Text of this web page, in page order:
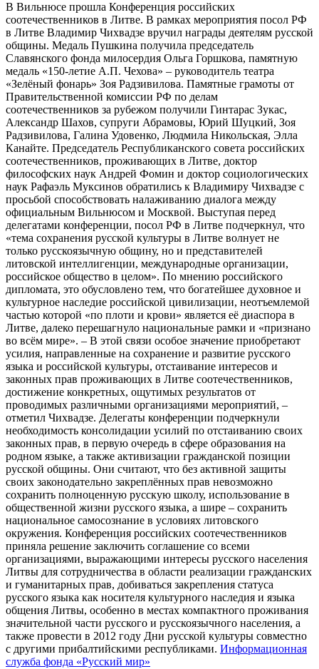
В Вильнюсе прошла Конференция российских
соотечественников в Литве. В рамках мероприятия посол РФ
в Литве Владимир Чихвадзе вручил награды деятелям русской
общины. Медаль Пушкина получила председатель
Славянского фонда милосердия Ольга Горшкова, памятную
медаль «150-летие А.П. Чехова» – руководитель театра
«Зелёный фонарь» Зоя Радзивилова. Памятные грамоты от
Правительственной комиссии РФ по делам
соотечественников за рубежом получили Гинтарас Зукас,
Александр Шахов, супруги Абрамовы, Юрий Шуцкий, Зоя
Радзивилова, Галина Удовенко, Людмила Никольская, Элла
Канайте. Председатель Республиканского совета российских
соотечественников, проживающих в Литве, доктор
философских наук Андрей Фомин и доктор социологических
наук Рафаэль Муксинов обратились к Владимиру Чихвадзе с
просьбой способствовать налаживанию диалога между
официальным Вильнюсом и Москвой. Выступая перед
делегатами конференции, посол РФ в Литве подчеркнул, что
«тема сохранения русской культуры в Литве волнует не
только русскоязычную общину, но и представителей
литовской интеллигенции, международные организации,
российское общество в целом». По мнению российского
дипломата, это обусловлено тем, что богатейшее духовное и
культурное наследие российской цивилизации, неотъемлемой
частью которой «по плоти и крови» является её диаспора в
Литве, далеко перешагнуло национальные рамки и «признано
во всём мире». – В этой связи особое значение приобретают
усилия, направленные на сохранение и развитие русского
языка и российской культуры, отстаивание интересов и
законных прав проживающих в Литве соотечественников,
достижение конкретных, ощутимых результатов от
проводимых различными организациями мероприятий, –
отметил Чихвадзе. Делегаты конференции подчеркнули
необходимость консолидации усилий по отстаиванию своих
законных прав, в первую очередь в сфере образования на
родном языке, а также активизации гражданской позиции
русской общины. Они считают, что без активной защиты
своих законодательно закреплённых прав невозможно
сохранить полноценную русскую школу, использование в
общественной жизни русского языка, а шире – сохранить
национальное самосознание в условиях литовского
окружения. Конференция российских соотечественников
приняла решение заключить соглашение со всеми
организациями, выражающими интересы русского населения
Литвы для сотрудничества в области реализации гражданских
и гуманитарных прав, добиваться закрепления статуса
русского языка как носителя культурного наследия и языка
общения Литвы, особенно в местах компактного проживания
значительной части русского и русскоязычного населения, а
также провести в 2012 году Дни русской культуры совместно
с другими прибалтийскими республиками. Информационная
служба фонда «Русский мир»